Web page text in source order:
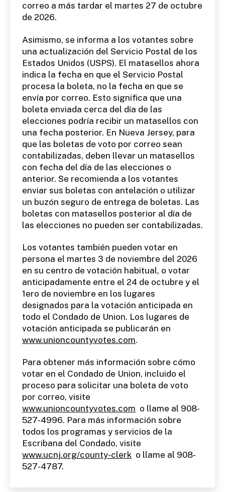
correo a más tardar el martes 27 de octubre
de 2026.
Asimismo, se informa a los votantes sobre
una actualización del Servicio Postal de los
Estados Unidos (USPS). El matasellos ahora
indica la fecha en que el Servicio Postal
procesa la boleta, no la fecha en que se
envía por correo. Esto significa que una
boleta enviada cerca del día de las
elecciones podría recibir un matasellos con
una fecha posterior. En Nueva Jersey, para
que las boletas de voto por correo sean
contabilizadas, deben llevar un matasellos
con fecha del día de las elecciones o
anterior. Se recomienda a los votantes
enviar sus boletas con antelación o utilizar
un buzón seguro de entrega de boletas. Las
boletas con matasellos posterior al día de
las elecciones no pueden ser contabilizadas.
Los votantes también pueden votar en
persona el martes 3 de noviembre del 2026
en su centro de votación habitual, o votar
anticipadamente entre el 24 de octubre y el
1ero de noviembre en los lugares
designados para la votación anticipada en
todo el Condado de Union. Los lugares de
votación anticipada se publicarán en
www.unioncountyvotes.com.
Para obtener más información sobre cómo
votar en el Condado de Union, incluido el
proceso para solicitar una boleta de voto
por correo, visite
www.unioncountyvotes.com o llame al 908-
527-4996. Para más información sobre
todos los programas y servicios de la
Escribana del Condado, visite
www.ucnj.org/county-clerk o llame al 908-
527-4787.